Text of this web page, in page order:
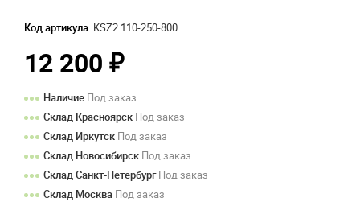
Код артикула: KSZ2 110-250-800
12 200 ₽
Наличие Под заказ
Склад Красноярск Под заказ
Склад Иркутск Под заказ
Склад Новосибирск Под заказ
Склад Санкт-ПетербургПод заказ
Склад Москва Под заказ